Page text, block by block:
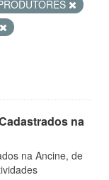
na
na Ancine, de